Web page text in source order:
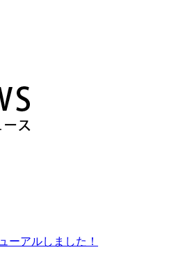
ーアルしました！